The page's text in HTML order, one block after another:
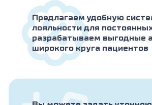
Хорионкарцинома, рецидив
хорионкарциномы; 2.Пузырный
рецидив пузырного заноса;
Тератома яичка;
желудочно-кишечного тракта (в
колоректальный рак);
легких, почек, матки и т.д.; 7.
проведено в течение 4-5 суток
Предлагаем удобную
лояльности для
разрабатываем выгодные
широкого круга пациентов